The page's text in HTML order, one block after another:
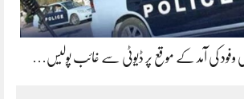
وفود کی آمد کے موقع پر ڈیوٹی سے غائب پولیس…